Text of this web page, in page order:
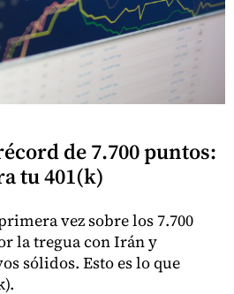
de 7.700 puntos:
tu 401(k)
vez sobre los 7.700
la tregua con Irán y
sólidos. Esto es lo que